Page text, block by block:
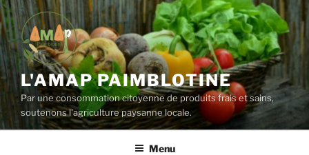
Aller
au
contenu
principal
L'AMAP PAIMBLOTINE
Par une consommation citoyenne de produits frais et sains,
soutenons l'agriculture paysanne locale.
Menu